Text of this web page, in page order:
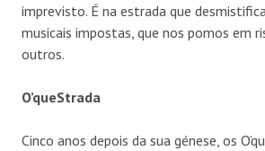
imprevisto. É na estrada que
musicais impostas, que nos pomos em
outros.
O’queStrada
Cinco anos depois da sua génese, os